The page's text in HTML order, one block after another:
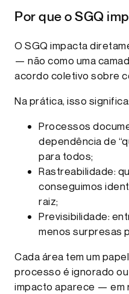
Por que o SGQ
O SGQ impacta
— não como uma
acordo coletivo sobre
Na prática, isso significa:
Processos
dependência de
para todos;
Rastreabilidade:
conseguimos
raiz;
Previsibilidade:
menos surpresas
Cada área tem um
processo é ignorado
impacto aparece — em